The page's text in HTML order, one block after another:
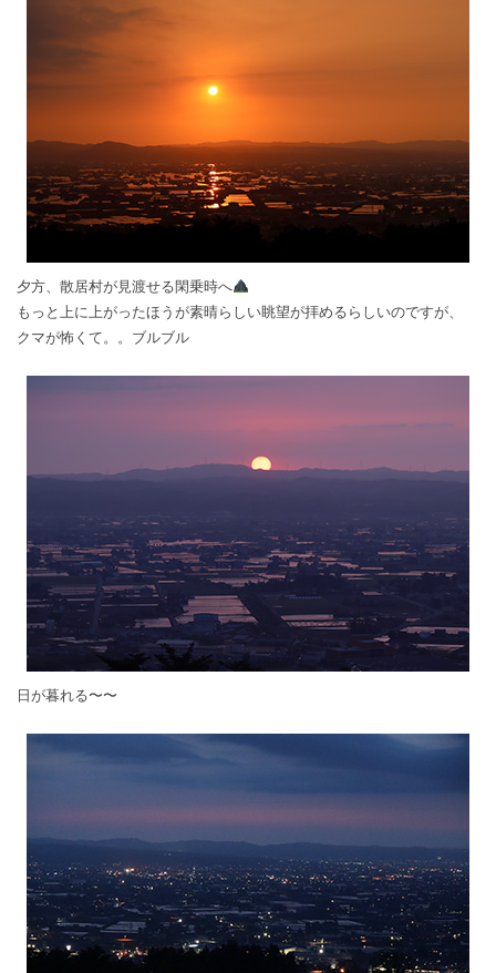
夕方、散居村が見渡せる閑乗時へ
もっと上に上がったほうが素晴らしい眺望が拝めるらしいのですが、
クマが怖くて。。ブルブル
日が暮れる〜〜